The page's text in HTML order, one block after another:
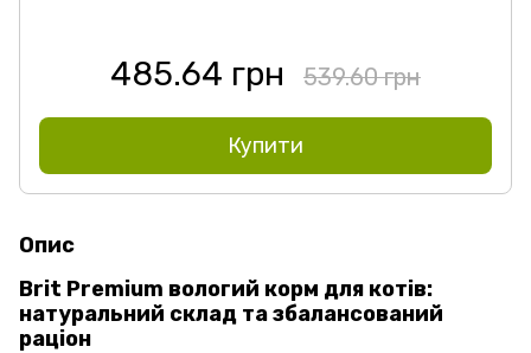
485.64 грн 539.60 грн
Купити
Опис
Brit Premium вологий корм для котів:
натуральний склад та збалансований
раціон